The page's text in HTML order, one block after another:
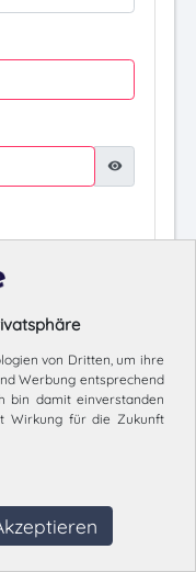
visibility
von Dritten, um ihre
Werbung entsprechend
bin damit einverstanden
Wirkung für die Zukunft